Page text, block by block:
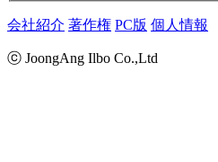
会社紹介 著作権 PC版 個人情報
ⓒ JoongAng Ilbo Co.,Ltd